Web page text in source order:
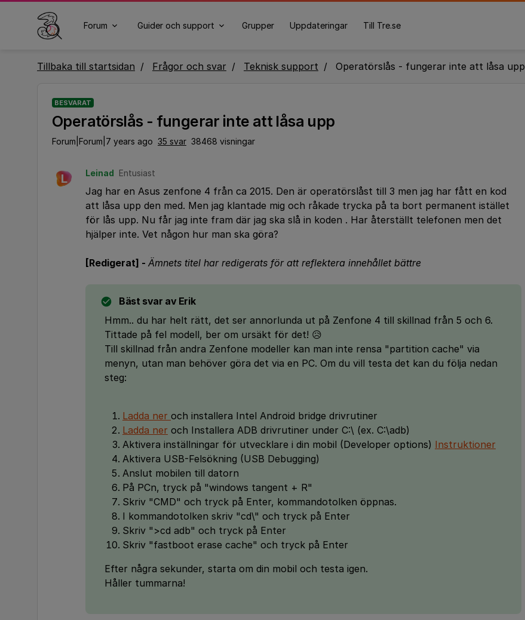
Forum Guider och support Grupper Uppdateringar Till Tre.se
Tillbaka till startsidan Frågor och svar Teknisk support Operatörslås - fungerar inte att låsa upp
BESVARAT
Operatörslås - fungerar inte att låsa upp
Forum|Forum|7 years ago 35 svar 38468 visningar
L Leinad Entusiast
Jag har en Asus zenfone 4 från ca 2015. Den är operatörslåst till 3 men jag har fått en kod
att låsa upp den med. Men jag klantade mig och råkade trycka på ta bort permanent istället
för lås upp. Nu får jag inte fram där jag ska slå in koden . Har återställt telefonen men det
hjälper inte. Vet någon hur man ska göra?
[Redigerat] - Ämnets titel har redigerats för att reflektera innehållet bättre
Bäst svar av Erik
Hmm.. du har helt rätt, det ser annorlunda ut på Zenfone 4 till skillnad från 5 och 6.
Tittade på fel modell, ber om ursäkt för det! 😥
Till skillnad från andra Zenfone modeller kan man inte rensa "partition cache" via
menyn, utan man behöver göra det via en PC. Om du vill testa det kan du följa nedan
steg:
Ladda ner och installera Intel Android bridge drivrutiner
Ladda ner och Installera ADB drivrutiner under C:\ (ex. C:\adb)
Aktivera inställningar för utvecklare i din mobil (Developer options) Instruktioner
Aktivera USB-Felsökning (USB Debugging)
Anslut mobilen till datorn
På PCn, tryck på "windows tangent + R"
Skriv "CMD" och tryck på Enter, kommandotolken öppnas.
I kommandotolken skriv "cd\" och tryck på Enter
Skriv ">cd adb" och tryck på Enter
Skriv "fastboot erase cache" och tryck på Enter
Efter några sekunder, starta om din mobil och testa igen.
Håller tummarna!